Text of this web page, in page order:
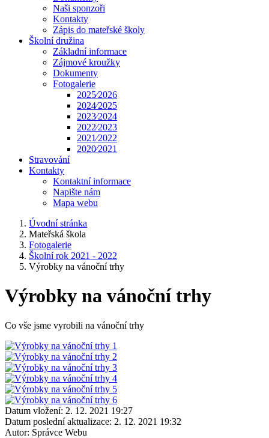
Naši sponzoři
Kontakty
Zápis do mateřské školy
Školní družina
Základní informace
Zájmové kroužky
Dokumenty
Fotogalerie
2025⁄2026
2024⁄2025
2023⁄2024
2022⁄2023
2021⁄2022
2020⁄2021
Stravování
Kontakty
Kontaktní informace
Napište nám
Mapa webu
Úvodní stránka
Mateřská škola
Fotogalerie
Školní rok 2021 - 2022
Výrobky na vánoční trhy
Výrobky na vánoční trhy
Co vše jsme vyrobili na vánoční trhy
Datum vložení: 2. 12. 2021 19:27
Datum poslední aktualizace: 2. 12. 2021 19:32
Autor: Správce Webu